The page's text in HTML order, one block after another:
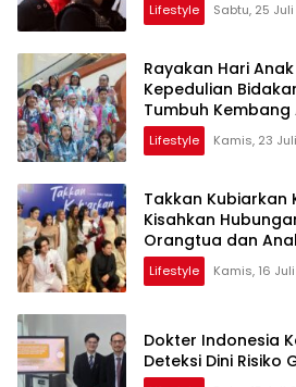
Lifestyle Sabtu, 25
Rayakan Hari
Kepedulian
Tumbuh
Where Hope Begins
Lifestyle Kamis, 23
Takkan Kubiarkan
Kisahkan
Orangtua dan
Lifestyle Kamis, 16
Dokter Indonesia
Deteksi Dini Risiko